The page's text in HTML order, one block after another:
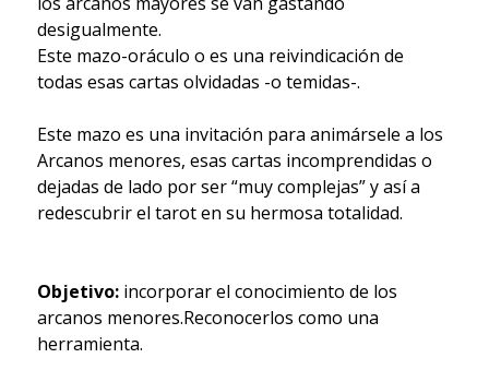
desigualmente.​​​​​​​​
Este mazo-oráculo o es una reivindicación de
todas esas cartas olvidadas -o temidas-.​​​​​​​​
​Este mazo es una invitación para animársele a los
Arcanos menores, esas cartas incomprendidas o
dejadas de lado por ser “muy complejas” y así a
redescubrir el tarot en su hermosa totalidad.
Objetivo: incorporar el conocimiento de los
arcanos menores.Reconocerlos como una
herramienta.